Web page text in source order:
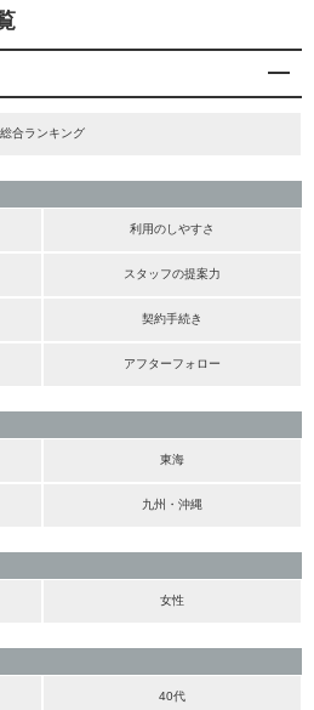
総合ランキング
利用のしやすさ
スタッフの提案力
契約手続き
アフターフォロー
東海
九州・沖縄
女性
40代